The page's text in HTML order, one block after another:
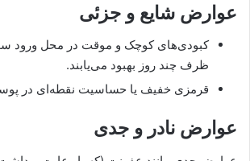
عوارض شایع و جزئی
کبودی‌های کوچک و موقت در محل ورود
ظرف چند روز بهبود می‌یابند.
قرمزی خفیف یا حساسیت نقطه‌ای در
عوارض نادر و جدی